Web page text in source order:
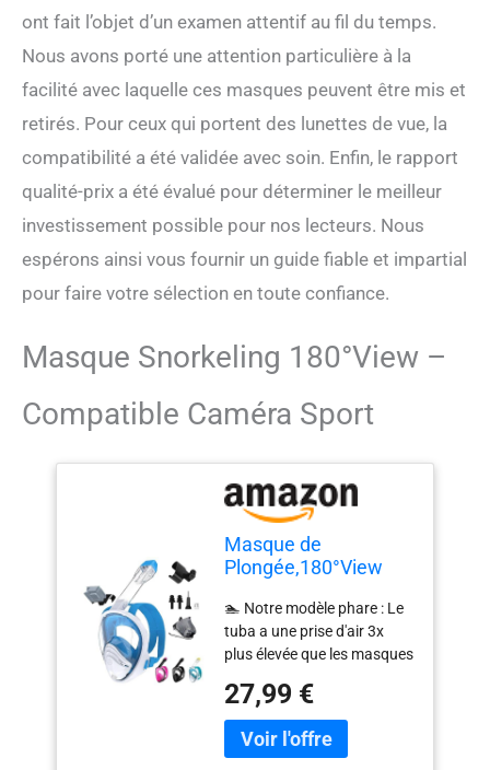
ont fait l’objet d’un examen attentif au fil du temps.
Nous avons porté une attention particulière à la
facilité avec laquelle ces masques peuvent être mis et
retirés. Pour ceux qui portent des lunettes de vue, la
compatibilité a été validée avec soin. Enfin, le rapport
qualité-prix a été évalué pour déterminer le meilleur
investissement possible pour nos lecteurs. Nous
espérons ainsi vous fournir un guide fiable et impartial
pour faire votre sélection en toute confiance.
Masque Snorkeling 180°View –
Compatible Caméra Sport
Masque de
Plongée,180°View
Plein Visage, Design
Panoramique
Compatible Caméra
Sport Masque
Plongée avec
Technologie Anti-
Buée et Anti-Fuite
🏊 Notre modèle phare : Le
tuba a une prise d'air 3x
plus élevée que les masques
concurence. De plus, la
monture en silicone
s'adapte à la forme de
27,99 €